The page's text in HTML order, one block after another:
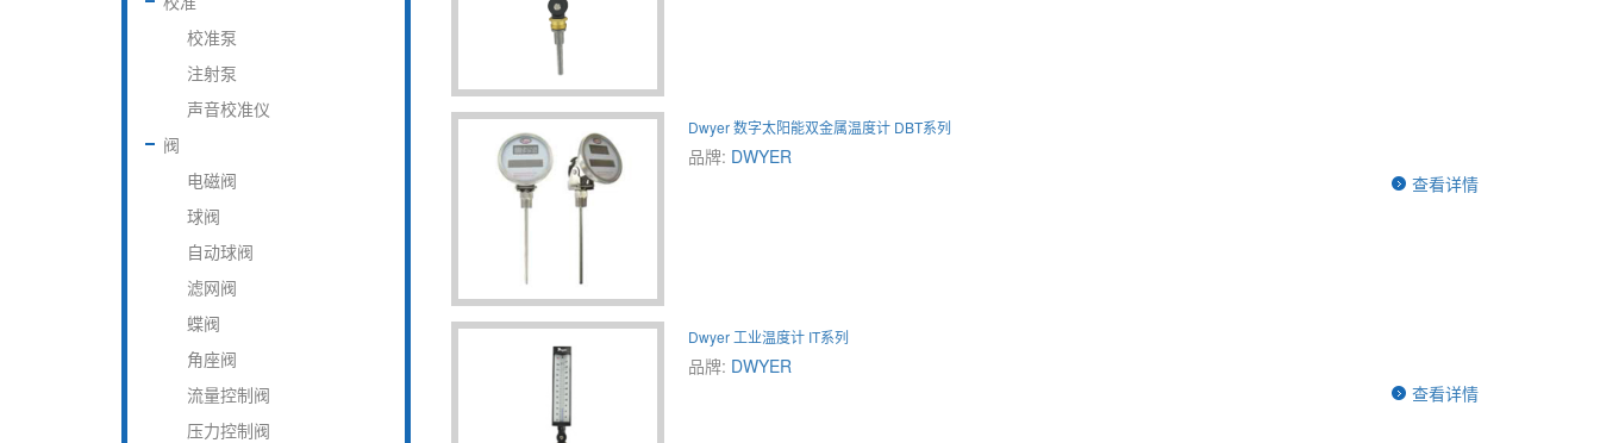
校准泵
注射泵
声音校准仪
阀
电磁阀
球阀
自动球阀
滤网阀
蝶阀
角座阀
流量控制阀
压力控制阀
Dwyer 数字太阳能双金属温度计 DBT系列
品牌: DWYER
查看详情
Dwyer 工业温度计 IT系列
品牌: DWYER
查看详情